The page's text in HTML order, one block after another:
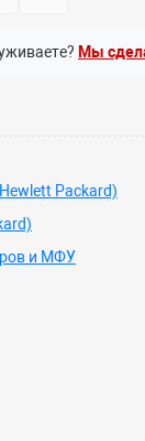
Мы
Packard)
и МФУ